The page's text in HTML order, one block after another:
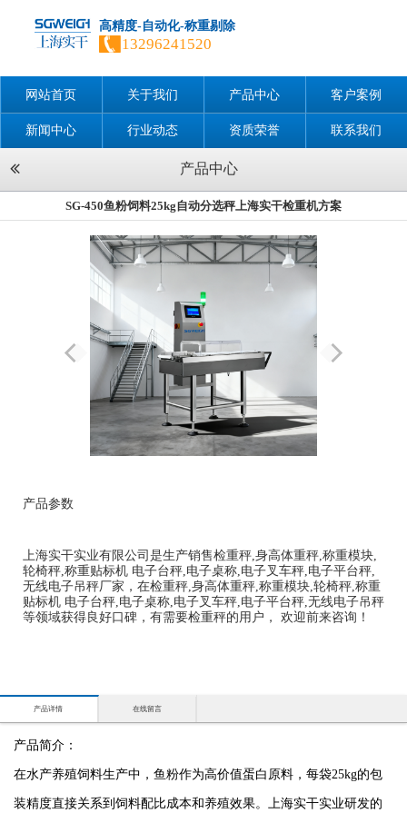
高精度-自动化-称重剔除
13296241520
网站首页 关于我们 产品中心 客户案例
新闻中心 行业动态 资质荣誉 联系我们
产品中心
SG-450鱼粉饲料25kg自动分选秤上海实干检重机方案
产品参数
上海实干实业有限公司是生产销售检重秤,身高体重秤,称重模块,
轮椅秤,称重贴标机 电子台秤,电子桌称,电子叉车秤,电子平台秤,
无线电子吊秤厂家，在检重秤,身高体重秤,称重模块,轮椅秤,称重
贴标机 电子台秤,电子桌称,电子叉车秤,电子平台秤,无线电子吊秤
等领域获得良好口碑，有需要检重秤的用户， 欢迎前来咨询！
产品详情 在线留言
产品简介：
在水产养殖饲料生产中，鱼粉作为高价值蛋白原料，每袋25kg的包
装精度直接关系到饲料配比成本和养殖效果。上海实干实业研发的